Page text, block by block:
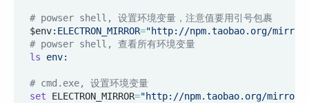
# powser shell, 设置环境变量，注意值要用引号包裹
$env:ELECTRON_MIRROR="http://npm.taobao.org/
# powser shell, 查看所有环境变量
ls env:
# cmd.exe, 设置环境变量
set
ELECTRON_MIRROR="http://npm.taobao.org/